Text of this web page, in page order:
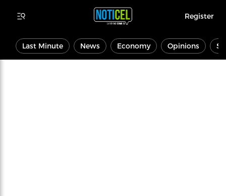
Register
Last Minute News Economy Opinions